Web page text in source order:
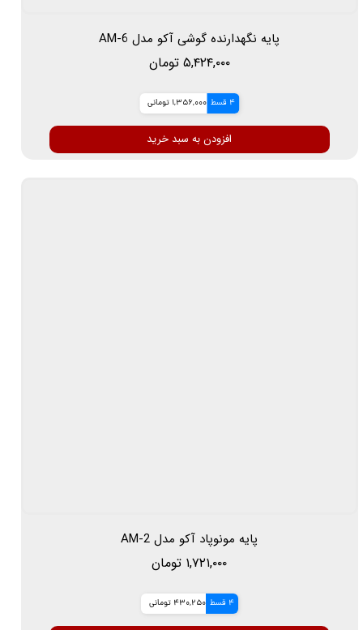
پایه نگهدارنده گوشی آکو مدل AM-6
۵,۴۲۴,۰۰۰ تومان
4 قسط 1,356,000 تومانی
افزودن به سبد خرید
پایه مونوپاد آکو مدل AM-2
۱,۷۲۱,۰۰۰ تومان
4 قسط 430,250 تومانی